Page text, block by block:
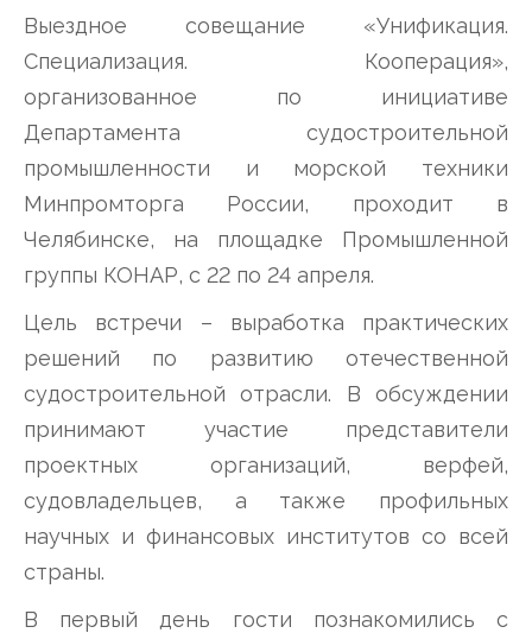
Выездное совещание «Унификация.
Специализация. Кооперация»,
организованное по инициативе
Департамента судостроительной
промышленности и морской техники
Минпромторга России, проходит в
Челябинске, на площадке Промышленной
группы КОНАР, с 22 по 24 апреля.
Цель встречи – выработка практических
решений по развитию отечественной
судостроительной отрасли. В обсуждении
принимают участие представители
проектных организаций, верфей,
судовладельцев, а также профильных
научных и финансовых институтов со всей
страны.
В первый день гости познакомились с